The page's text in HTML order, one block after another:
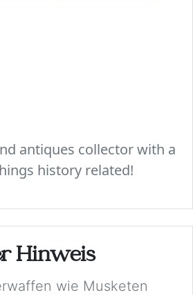
antiques collector with a
history related!
Hinweis
wie Musketen